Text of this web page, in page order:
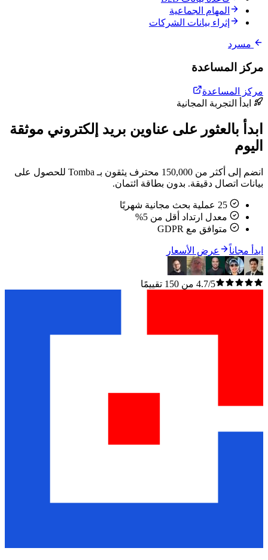
المهام الجماعية
إثراء بيانات الشركات
مسرد
مركز المساعدة
مركز المساعدة
ابدأ التجربة المجانية
ابدأ بالعثور على عناوين بريد إلكتروني موثقة
اليوم
انضم إلى أكثر من 150,000 محترف يثقون بـ Tomba للحصول على
بيانات اتصال دقيقة. بدون بطاقة ائتمان.
معدل ارتداد أقل من 5%
متوافق مع GDPR
ابدأ مجاناً عرض الأسعار
4.7/5 من 150 تقييمًا